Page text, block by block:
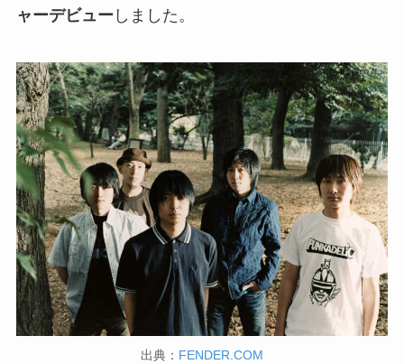
ャーデビュー しました。
出典： FENDER.COM